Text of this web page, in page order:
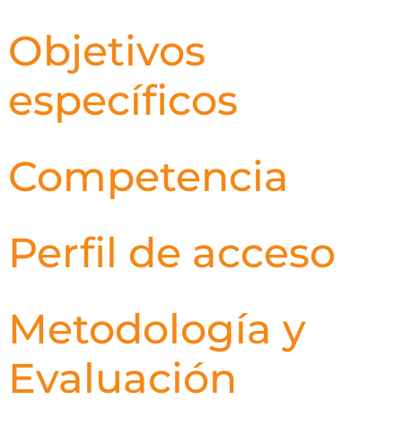
Objetivos
específicos
Competencia
Perfil de acceso
Metodología y
Evaluación